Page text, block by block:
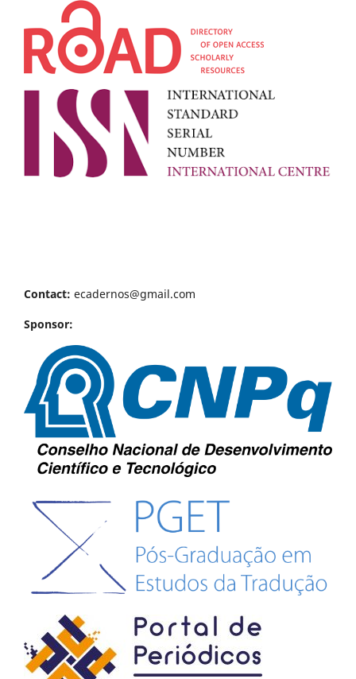
Contact: ecadernos@gmail.com
Sponsor: